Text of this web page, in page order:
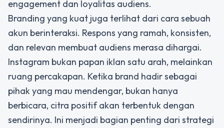
engagement dan loyalitas audiens.
Branding yang kuat juga terlihat dari cara sebuah
akun berinteraksi. Respons yang ramah, konsisten,
dan relevan membuat audiens merasa dihargai.
Instagram bukan papan iklan satu arah, melainkan
ruang percakapan. Ketika brand hadir sebagai
pihak yang mau mendengar, bukan hanya
berbicara, citra positif akan terbentuk dengan
sendirinya. Ini menjadi bagian penting dari strategi